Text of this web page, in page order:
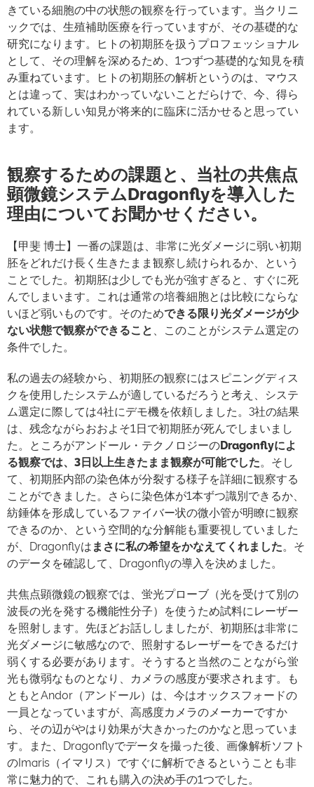
きている細胞の中の状態の観察を行っています。当クリニ
ックでは、生殖補助医療を行っていますが、その基礎的な
研究になります。ヒトの初期胚を扱うプロフェッショナル
として、その理解を深めるため、1つずつ基礎的な知見を積
み重ねています。ヒトの初期胚の解析というのは、マウス
とは違って、実はわかっていないことだらけで、今、得ら
れている新しい知見が将来的に臨床に活かせると思ってい
ます。
観察するための課題と、当社の共焦点
顕微鏡システムDragonflyを導入した
理由についてお聞かせください。
【甲斐 博士】一番の課題は、非常に光ダメージに弱い初期
胚をどれだけ長く生きたまま観察し続けられるか、という
ことでした。初期胚は少しでも光が強すぎると、すぐに死
んでしまいます。これは通常の培養細胞とは比較にならな
いほど弱いものです。そのためできる限り光ダメージが少
ない状態で観察ができること 、このことがシステム選定の
条件でした。
私の過去の経験から、初期胚の観察にはスピニングディス
クを使用したシステムが適しているだろうと考え、システ
ム選定に際しては4社にデモ機を依頼しました。3社の結果
は、残念ながらおおよそ1日で初期胚が死んでしまいまし
た。ところがアンドール・テクノロジーのDragonflyによ
る観察では、3日以上生きたまま観察が可能でした。そし
て、初期胚内部の染色体が分裂する様子を詳細に観察する
ことができました。さらに染色体が1本ずつ識別できるか、
紡錘体を形成しているファイバー状の微小管が明瞭に観察
できるのか、という空間的な分解能も重要視していました
が、Dragonflyは まさに私の希望をかなえてくれました。そ
のデータを確認して、Dragonflyの導入を決めました。
共焦点顕微鏡の観察では、蛍光プローブ（光を受けて別の
波長の光を発する機能性分子）を使うため試料にレーザー
を照射します。先ほどお話ししましたが、初期胚は非常に
光ダメージに敏感なので、照射するレーザーをできるだけ
弱くする必要があります。そうすると当然のことながら蛍
光も微弱なものとなり、カメラの感度が要求されます。も
ともとAndor（アンドール）は、今はオックスフォードの
一員となっていますが、高感度カメラのメーカーですか
ら、その辺がやはり効果が大きかったのかなと思っていま
す。また、Dragonflyでデータを撮った後、画像解析ソフト
のImaris（イマリス）ですぐに解析できるということも非
常に魅力的で、これも購入の決め手の1つでした。